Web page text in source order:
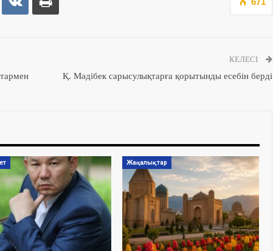
КЕЛЕСІ
Қ. Мәдібек сарысулықтарға қорытынды есебін берді
Жаңалықтар